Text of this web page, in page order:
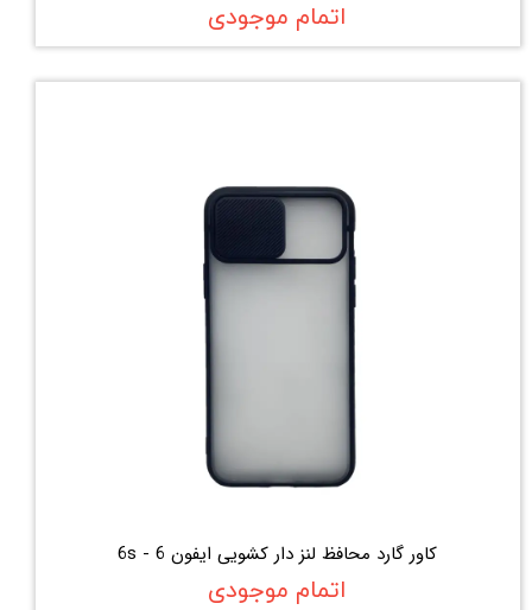
اتمام موجودی
کاور گارد محافظ لنز دار کشویی ایفون 6 - 6s
اتمام موجودی